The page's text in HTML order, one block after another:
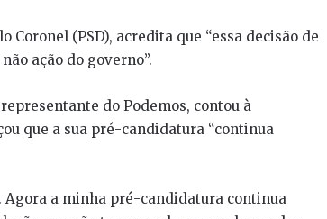
Coronel (PSD), acredita que “essa decisão de
ação do governo”.
do Podemos, contou à
que a sua pré-candidatura “continua
Agora a minha pré-candidatura continua